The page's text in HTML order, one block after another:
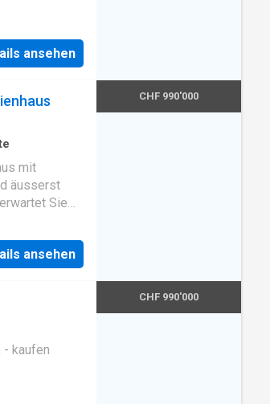
ansehen
mit
äusserst
Sie
ansehen
CHF 990'000
- kaufen
CHF 990'000